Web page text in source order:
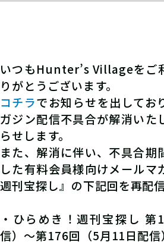
いつもHunter’s Villageをご
りがとうございます。
コチラでお知らせを出してお
ガジン配信不具合が解消いた
らせします。
また、解消に伴い、不具合期
した有料会員様向けメールマ
週刊宝探し』の下記回を再配
・ひらめき！週刊宝探し
信）～第176回（5月11日配信